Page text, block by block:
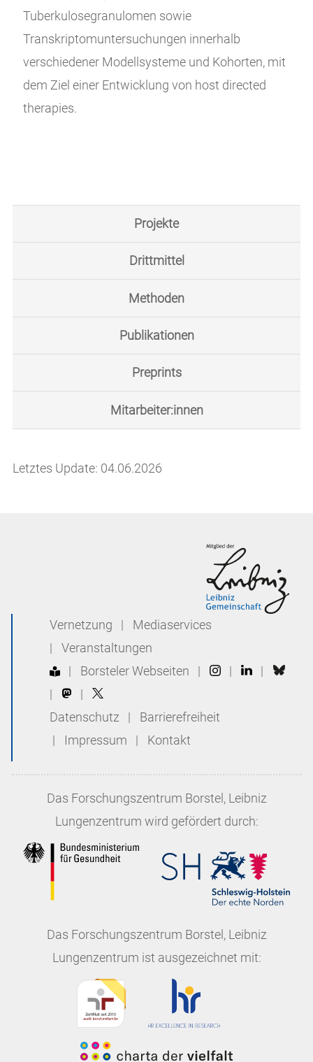
Tuberkulosegranulomen sowie
Transkriptomuntersuchungen innerhalb
verschiedener Modellsysteme und Kohorten, mit
dem Ziel einer Entwicklung von host directed
therapies.
Projekte
Drittmittel
Methoden
Publikationen
Preprints
Mitarbeiter:innen
Letztes Update: 04.06.2026
Vernetzung |
Mediaservices
|
Veranstaltungen
|
Borsteler Webseiten | |
|
|
|
Datenschutz |
Barrierefreiheit
|
Impressum | Kontakt
Das Forschungszentrum Borstel, Leibniz
Lungenzentrum wird gefördert durch:
Das Forschungszentrum Borstel, Leibniz
Lungenzentrum ist ausgezeichnet mit: